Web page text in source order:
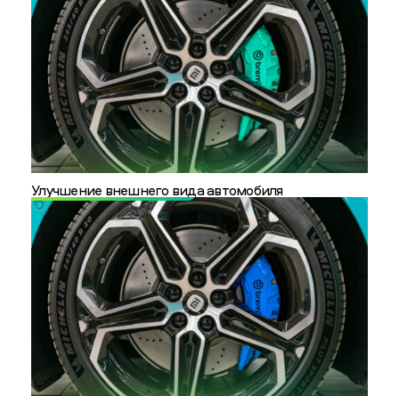
Улучшение внешнего вида автомобиля